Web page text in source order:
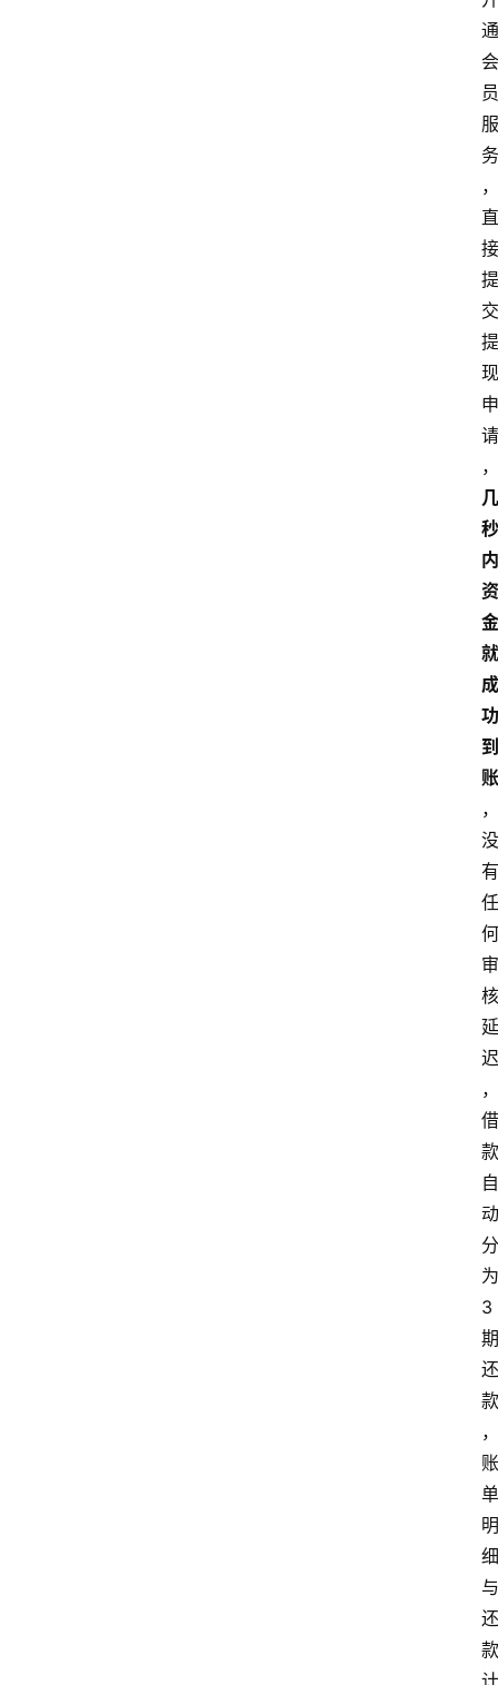
通
会
员
服
务
，
直
接
提
交
提
现
申
请
，
几
秒
内
资
金
就
成
功
到
账
，
没
有
任
何
审
核
延
迟
，
借
款
自
动
分
为
3
期
还
款
，
账
单
明
细
与
还
款
计